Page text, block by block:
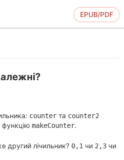
EPUB/PDF
counter та counter2
функцію makeCounter.
другий лічильник? 0,1 чи 2,3 чи